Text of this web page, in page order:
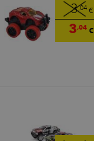
3,04€
3,04€